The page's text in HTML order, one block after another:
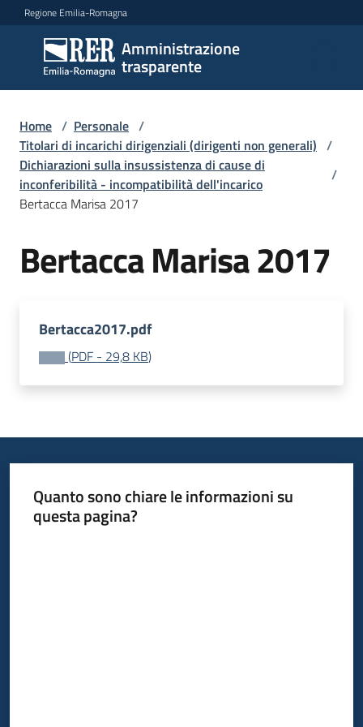
Vai al contenuto
Vai alla navigazione
Vai al footer
Regione Emilia-Romagna
Amministrazione
trasparente
Amministrazione
trasparente
Sottosezioni
Accesso
Home / Personale /
Titolari di incarichi dirigenziali (dirigenti non generali) /
Dichiarazioni sulla insussistenza di cause di
inconferibilità - incompatibilità dell'incarico
/
Bertacca Marisa 2017
Bertacca Marisa 2017
Bertacca2017.pdf
(PDF - 29,8 KB)
Quanto sono chiare le informazioni su
questa pagina?